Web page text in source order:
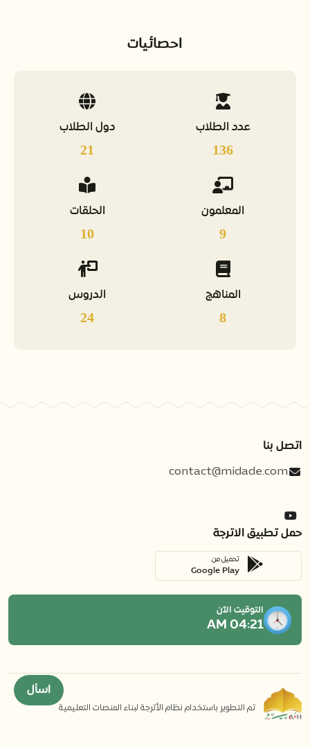
احصائيات
عدد الطلاب
136
دول الطلاب
21
المعلمون
9
الحلقات
10
المناهج
8
الدروس
24
اتصل بنا
contact@midade.com
حمل تطبيق الاترجة
تحميل من
Google Play
التوقيت الآن
04:21 AM
تم التطوير باستخدام نظام الأترجة لبناء المنصات التعليمية
اسأل